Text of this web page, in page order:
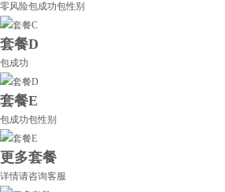
零风险包成功包性别
套餐D
包成功
套餐E
包成功包性别
更多套餐
详情请咨询客服